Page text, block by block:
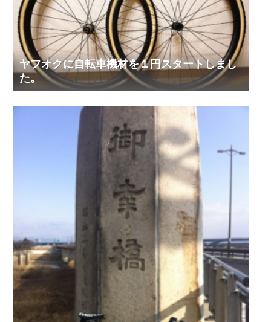
ヤフオクに自転車機材を１円スタートしまし
た。